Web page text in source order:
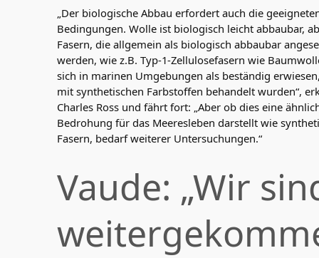
„Der biologische Abbau erfordert auch die
Bedingungen. Wolle ist biologisch leicht abbaubar,
Fasern, die allgemein als biologisch abbaubar
werden, wie z.B. Typ-1-Zellulosefasern wie
sich in marinen Umgebungen als beständig
mit synthetischen Farbstoffen behandelt wurden“,
Charles Ross und fährt fort: „Aber ob dies eine
Bedrohung für das Meeresleben darstellt wie
Fasern, bedarf weiterer Untersuchungen.“
Vaude: „Wir